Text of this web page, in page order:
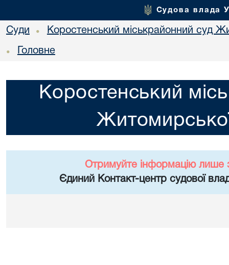
Судова влада
Суди • Коростенський міськрайонний суд
• Головне
Коростенський
Отримуйте інформацію лише
Єдиний Контакт-центр судової